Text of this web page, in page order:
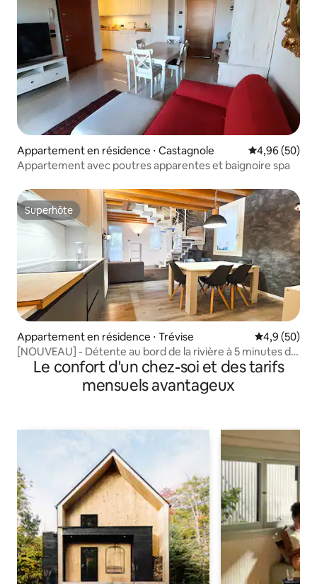
Appartement en résidence ⋅ Castagnole Évaluation
4,96 (50)
Appartement avec poutres apparentes et baignoire spa
Superhôte
Superhôte
Appartement en résidence ⋅ Trévise Évaluation
4,9 (50)
[NOUVEAU] - Détente au bord de la rivière à 5 minutes de
Trévise
Le confort d'un chez-soi et des tarifs
mensuels avantageux